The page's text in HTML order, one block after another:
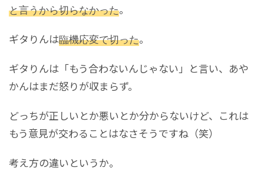
と言うから切らなかった。
ギタりんは臨機応変で切った。
ギタりんは「もう合わないんじゃない」と言い、あや
かんはまだ怒りが収まらず。
どっちが正しいとか悪いとか分からないけど、これは
もう意見が交わることはなさそうですね（笑）
考え方の違いというか。